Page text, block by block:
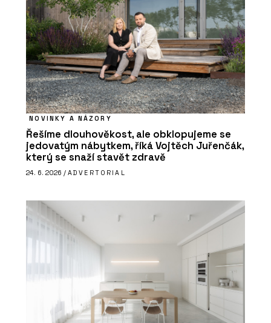
NOVINKY A NÁZORY
Řešíme dlouhověkost, ale obklopujeme se
jedovatým nábytkem, říká Vojtěch Juřenčák,
který se snaží stavět zdravě
24. 6. 2026 / ADVERTORIAL